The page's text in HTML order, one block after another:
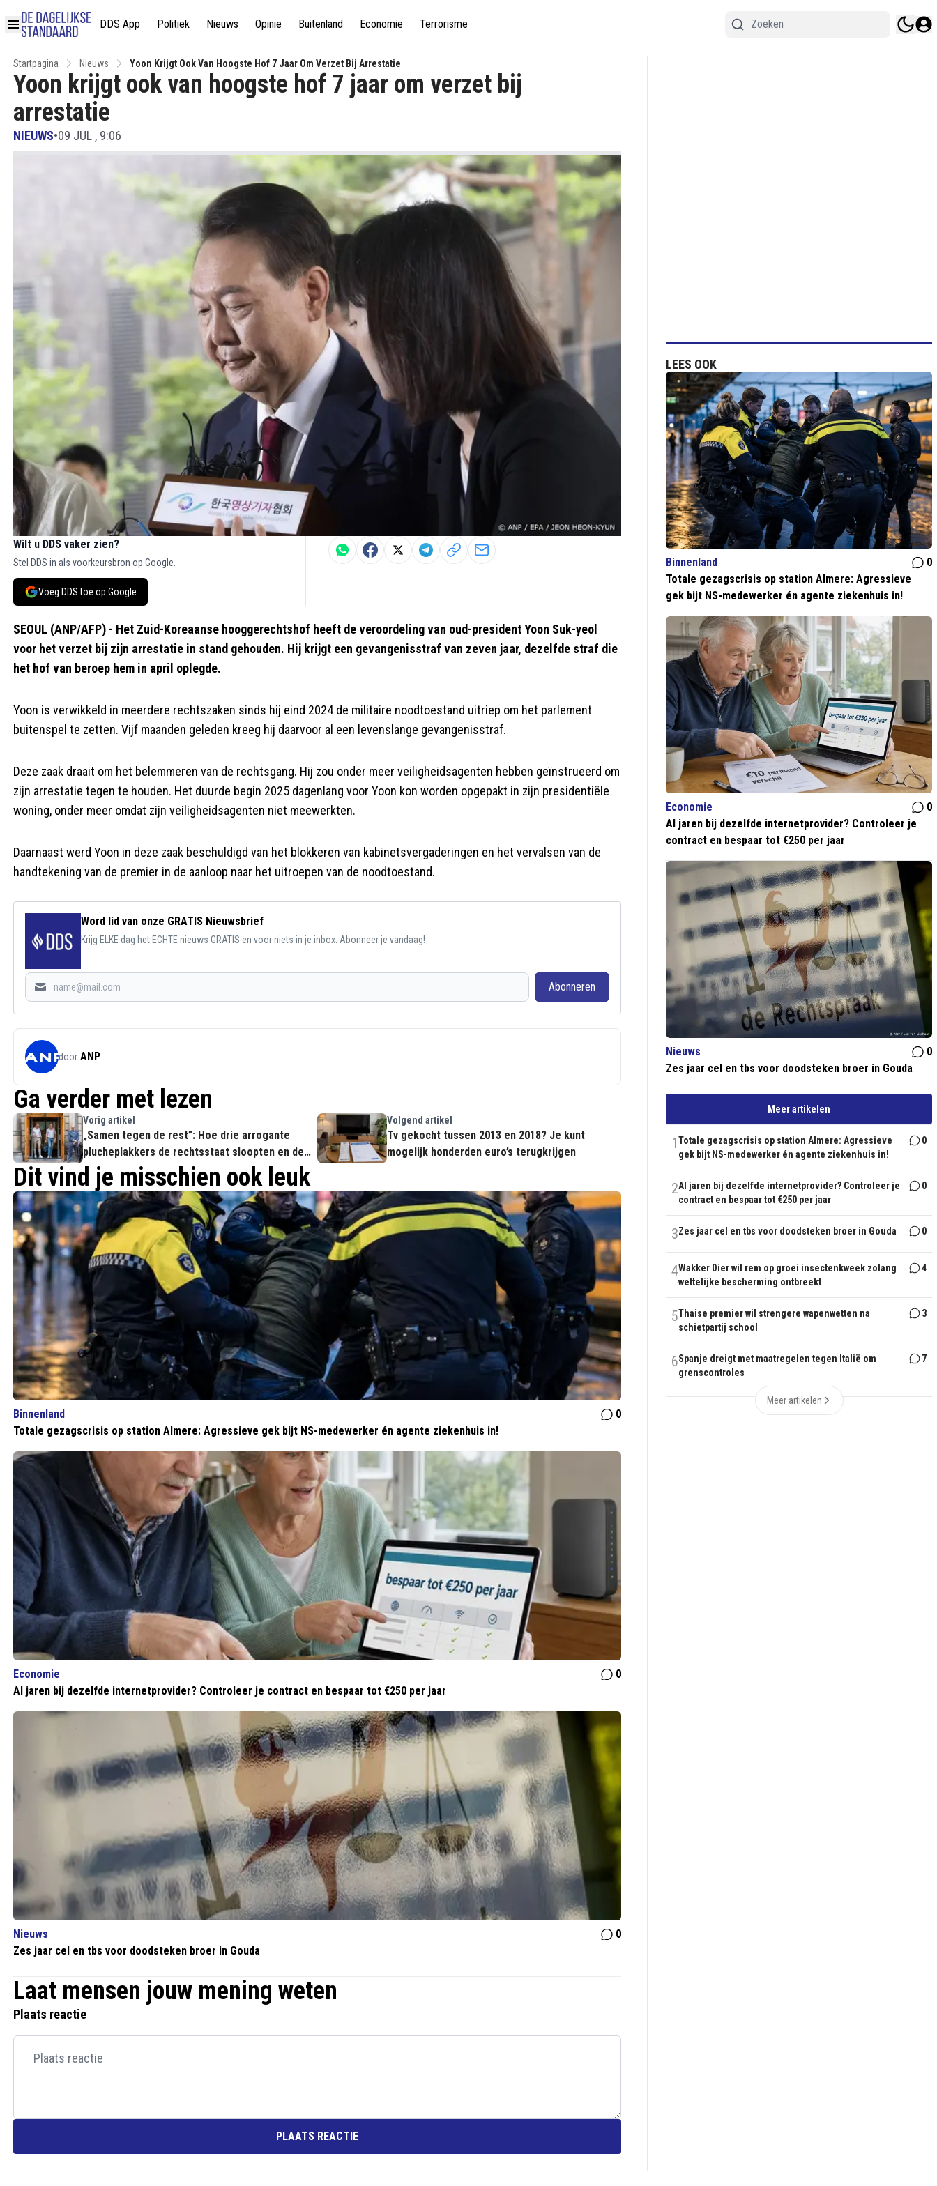
DDS App Politiek Nieuws Opinie Buitenland Economie Terrorisme
Startpagina Nieuws Yoon Krijgt Ook Van Hoogste Hof 7 Jaar Om Verzet Bij Arrestatie
Yoon krijgt ook van hoogste hof 7 jaar om verzet bij
arrestatie
NIEUWS•09 JUL , 9:06
Wilt u DDS vaker zien?
Stel DDS in als voorkeursbron op Google.
Voeg DDS toe op Google
SEOUL (ANP/AFP) - Het Zuid-Koreaanse hooggerechtshof heeft de veroordeling van oud-president Yoon Suk-yeol
voor het verzet bij zijn arrestatie in stand gehouden. Hij krijgt een gevangenisstraf van zeven jaar, dezelfde straf die
het hof van beroep hem in april oplegde.
Yoon is verwikkeld in meerdere rechtszaken sinds hij eind 2024 de militaire noodtoestand uitriep om het parlement
buitenspel te zetten. Vijf maanden geleden kreeg hij daarvoor al een levenslange gevangenisstraf.
Deze zaak draait om het belemmeren van de rechtsgang. Hij zou onder meer veiligheidsagenten hebben geïnstrueerd om
zijn arrestatie tegen te houden. Het duurde begin 2025 dagenlang voor Yoon kon worden opgepakt in zijn presidentiële
woning, onder meer omdat zijn veiligheidsagenten niet meewerkten.
Daarnaast werd Yoon in deze zaak beschuldigd van het blokkeren van kabinetsvergaderingen en het vervalsen van de
handtekening van de premier in de aanloop naar het uitroepen van de noodtoestand.
Word lid van onze GRATIS Nieuwsbrief
Krijg ELKE dag het ECHTE nieuws GRATIS en voor niets in je inbox. Abonneer je vandaag!
Abonneren
door ANP
Ga verder met lezen
Vorig artikel
„Samen tegen de rest”: Hoe drie arrogante
plucheplakkers de rechtsstaat sloopten en de
ministerraad buitenspel zetten
Volgend artikel
Tv gekocht tussen 2013 en 2018? Je kunt
mogelijk honderden euro’s terugkrijgen
Dit vind je misschien ook leuk
Binnenland
0
Totale gezagscrisis op station Almere: Agressieve gek bijt NS-medewerker én agente ziekenhuis in!
Economie
0
Al jaren bij dezelfde internetprovider? Controleer je contract en bespaar tot €250 per jaar
Nieuws
0
Zes jaar cel en tbs voor doodsteken broer in Gouda
Laat mensen jouw mening weten
Plaats reactie
PLAATS REACTIE
LEES OOK
Binnenland
0
Totale gezagscrisis op station Almere: Agressieve
gek bijt NS-medewerker én agente ziekenhuis in!
Economie
0
Al jaren bij dezelfde internetprovider? Controleer je
contract en bespaar tot €250 per jaar
Nieuws
0
Zes jaar cel en tbs voor doodsteken broer in Gouda
Meer artikelen
1Totale gezagscrisis op station Almere: Agressieve
gek bijt NS-medewerker én agente ziekenhuis in!
0
2Al jaren bij dezelfde internetprovider? Controleer je
contract en bespaar tot €250 per jaar
0
3Zes jaar cel en tbs voor doodsteken broer in Gouda 0
4Wakker Dier wil rem op groei insectenkweek zolang
wettelijke bescherming ontbreekt
4
5Thaise premier wil strengere wapenwetten na
schietpartij school
3
6Spanje dreigt met maatregelen tegen Italië om
grenscontroles
7
Meer artikelen